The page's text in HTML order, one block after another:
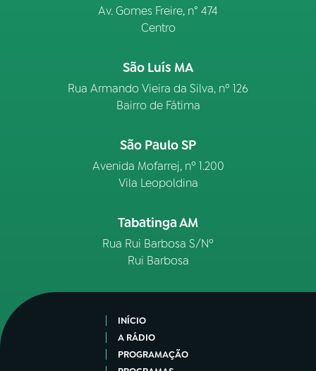
Av. Gomes Freire, n° 474
Centro
São Luís MA
Rua Armando Vieira da Silva, nº 126
Bairro de Fátima
São Paulo SP
Avenida Mofarrej, nº 1.200
Vila Leopoldina
Tabatinga AM
Rua Rui Barbosa S/Nº
Rui Barbosa
INÍCIO
A RÁDIO
PROGRAMAÇÃO